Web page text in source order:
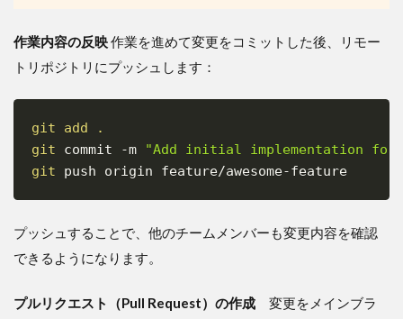
作業内容の反映作業を進めて変更をコミットした後、リモー
トリポジトリにプッシュします：
git add
.
git commit -m
"Add initial implementation for
git
プッシュすることで、他のチームメンバーも変更内容を確認
できるようになります。
プルリクエスト（Pull Request）の作成 変更をメインブラ